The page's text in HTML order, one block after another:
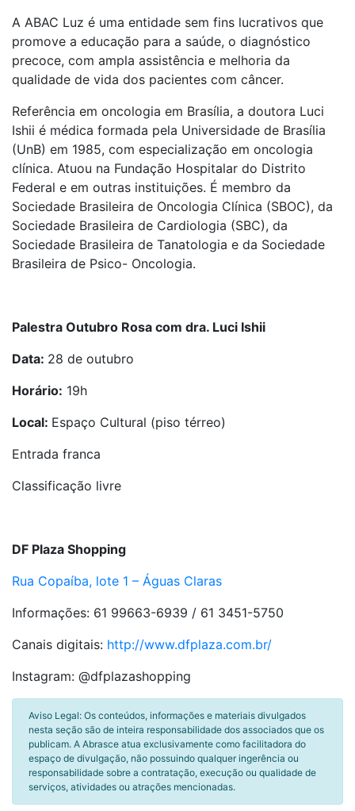
A ABAC Luz é uma entidade sem fins lucrativos que
promove a educação para a saúde, o diagnóstico
precoce, com ampla assistência e melhoria da
qualidade de vida dos pacientes com câncer.
Referência em oncologia em Brasília, a doutora Luci
Ishii é médica formada pela Universidade de Brasília
(UnB) em 1985, com especialização em oncologia
clínica. Atuou na Fundação Hospitalar do Distrito
Federal e em outras instituições. É membro da
Sociedade Brasileira de Oncologia Clínica (SBOC), da
Sociedade Brasileira de Cardiologia (SBC), da
Sociedade Brasileira de Tanatologia e da Sociedade
Brasileira de Psico- Oncologia.
Palestra Outubro Rosa com dra. Luci Ishii
Data: 28 de outubro
Horário: 19h
Local: Espaço Cultural (piso térreo)
Entrada franca
Classificação livre
DF Plaza Shopping
Rua Copaíba, lote 1 – Águas Claras
Informações: 61 99663-6939 / 61 3451-5750
Canais digitais: http://www.dfplaza.com.br/
Instagram: @dfplazashopping
Aviso Legal: Os conteúdos, informações e materiais divulgados
nesta seção são de inteira responsabilidade dos associados que os
publicam. A Abrasce atua exclusivamente como facilitadora do
espaço de divulgação, não possuindo qualquer ingerência ou
responsabilidade sobre a contratação, execução ou qualidade de
serviços, atividades ou atrações mencionadas.